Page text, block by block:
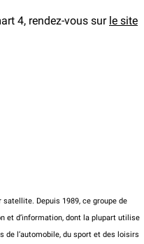
4, rendez-vous sur le site
Depuis 1989, ce groupe de
et d’information, dont la plupart utilise
de l’automobile, du sport et des loisirs